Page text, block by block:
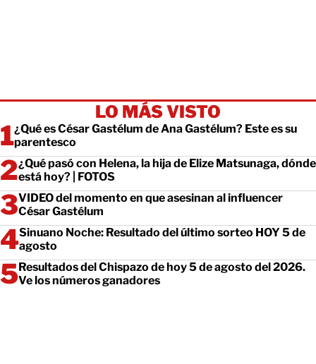
LO MÁS VISTO
¿Qué es César Gastélum de Ana Gastélum? Este es su
parentesco
¿Qué pasó con Helena, la hija de Elize Matsunaga, dónde
está hoy? | FOTOS
VIDEO del momento en que asesinan al influencer
César Gastélum
Sinuano Noche: Resultado del último sorteo HOY 5 de
agosto
Resultados del Chispazo de hoy 5 de agosto del 2026.
Ve los números ganadores